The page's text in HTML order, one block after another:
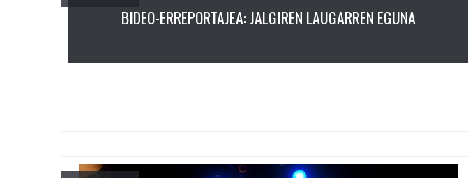
BIDEO-ERREPORTAJEA: JALGIREN LAUGARREN EGUNA